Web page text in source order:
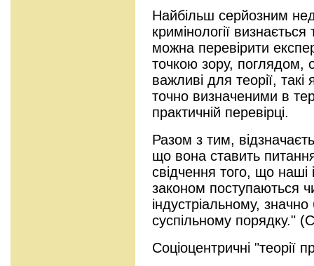
Найбільш серйозним
кримінології
можна перевірити
точкою зору, поглядом,
важливі для теорії,
точно визначеними в
практичній перевірці.
Разом з тим,
що вона ставить
свідчення того, що наші
законом поступаються
індустріальному,
суспільному порядку."
Соціоцентричні "теорії